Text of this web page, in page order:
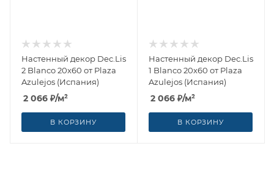
Настенный декор Dec.Lis
2 Blanco 20x60 от Plaza
Azulejos (Испания)
2 066 ₽/м²
В КОРЗИНУ
Настенный декор Dec.Lis
1 Blanco 20x60 от Plaza
Azulejos (Испания)
2 066 ₽/м²
В КОРЗИНУ